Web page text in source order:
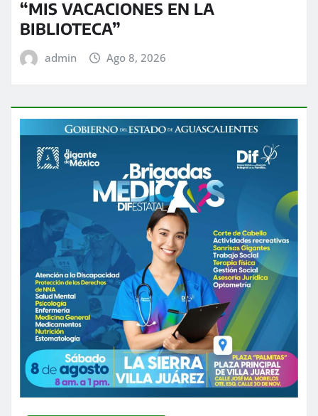
“MIS VACACIONES EN LA
BIBLIOTECA”
admin Ago 8, 2026